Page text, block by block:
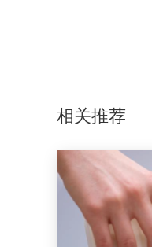
相关推荐